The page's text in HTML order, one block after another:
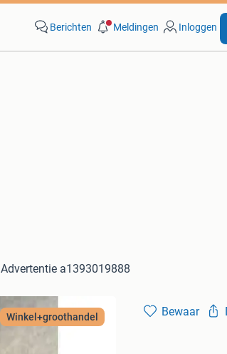
Berichten Meldingen Inloggen
Advertentie a1393019888
Winkel+groothandel Bewaar